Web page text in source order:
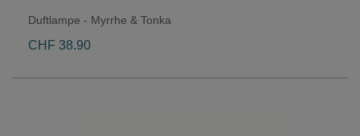
Duftlampe - Myrrhe & Tonka
CHF 38.90